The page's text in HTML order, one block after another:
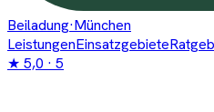
Beiladung·München
LeistungenEinsatzgebiete
★ 5,0 · 5